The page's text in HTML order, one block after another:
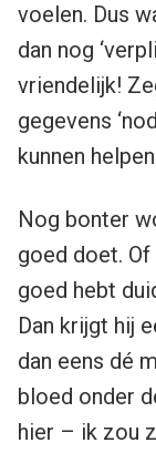
voelen. Dus
dan nog
vriendelijk!
gegevens
kunnen
Nog bonter
goed doet.
goed hebt
Dan krijgt hij
dan eens dé
bloed onder
hier – ik zou